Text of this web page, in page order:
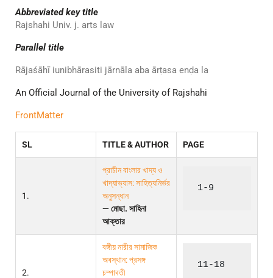
Abbreviated key title
Rajshahi Univ. j. arts law
Parallel title
Rājaśāhī iunibhārasiti jārnāla aba ārṭasa enḍa la
An Official Journal of the University of Rajshahi
FrontMatter
SL TITLE & AUTHOR PAGE
1.
প্রাচীন বাংলার খাদ্য ও
খাদ্যাভ্যাস: সাহিত্যনির্ভর
অনুসন্ধান
— মোছা. সাহিনা
আক্তার
1-9
2.
বঙ্গীয় নারীর সামাজিক
অবস্থান: প্রসঙ্গ
চম্পাবতী
11-18